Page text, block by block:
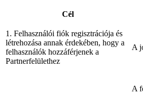
Cél
1. Felhasználói fiók regisztrációja és
létrehozása annak érdekében, hogy a
felhasználók hozzáférjenek a
Partnerfelülethez
A
A